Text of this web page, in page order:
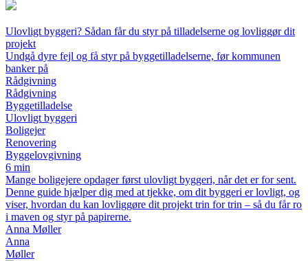
Ulovligt byggeri? Sådan får du styr på tilladelserne og lovliggør dit
projekt
Undgå dyre fejl og få styr på byggetilladelserne, før kommunen
banker på
Rådgivning
Rådgivning
Byggetilladelse
Ulovligt byggeri
Boligejer
Renovering
Byggelovgivning
6 min
Mange boligejere opdager først ulovligt byggeri, når det er for sent.
Denne guide hjælper dig med at tjekke, om dit byggeri er lovligt, og
viser, hvordan du kan lovliggøre dit projekt trin for trin – så du får ro
i maven og styr på papirerne.
Anna Møller
Anna
Møller